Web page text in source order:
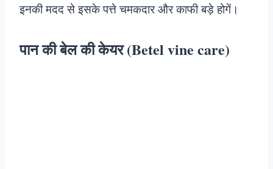
इनकी मदद से इसके पत्ते चमकदार और काफी बड़े होगें।
पान की बेल की केयर (Betel vine care)